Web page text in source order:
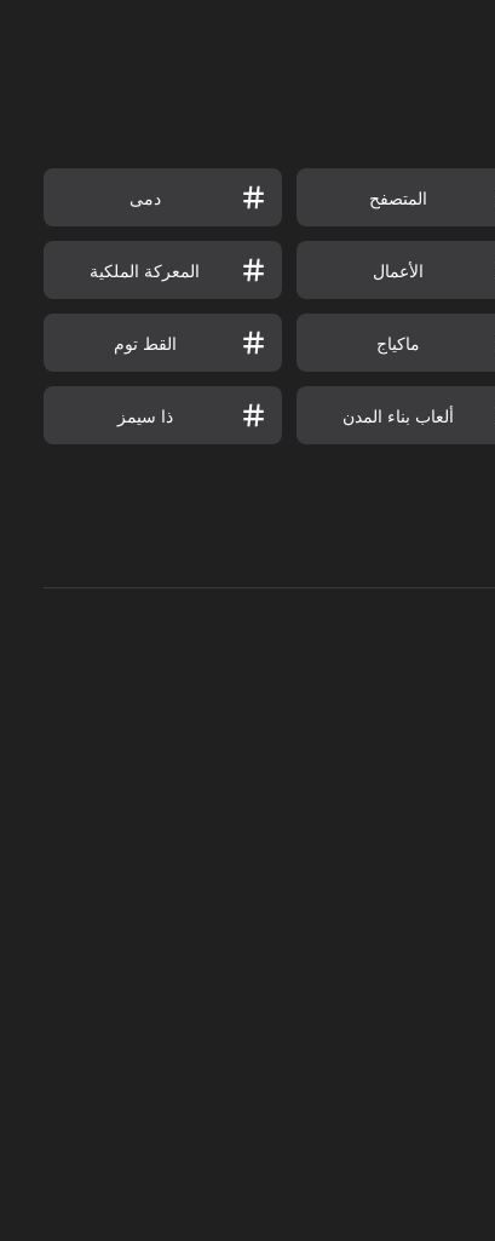
المتصفح دمى
الأعمال المعركة الملكية
ماكياج القط توم
ألعاب بناء المدن ذا سيمز